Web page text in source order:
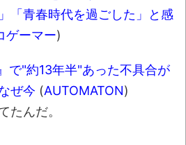
「青春時代を過ごした」と感
ゲーマー)
で"約13年半"あった不具合が
ぜ今 (AUTOMATON)
たんだ。